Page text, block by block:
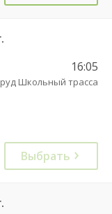
16:05
Школьный трасса
Выбрать